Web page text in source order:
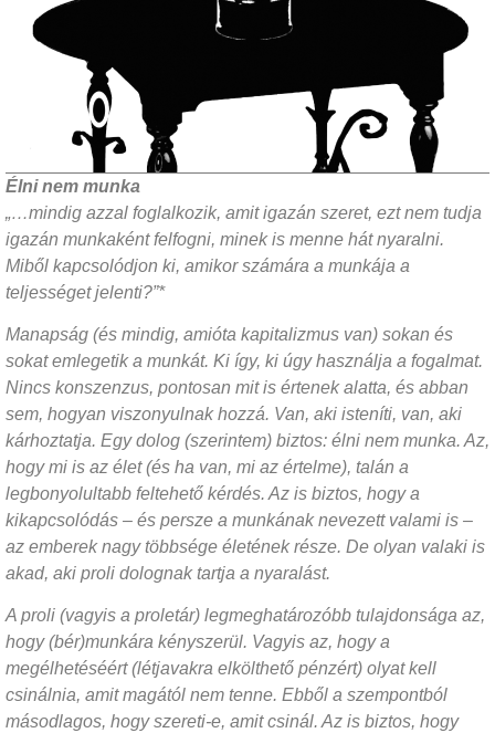
Élni nem munka
„…mindig azzal foglalkozik, amit igazán szeret, ezt nem tudja
igazán munkaként felfogni, minek is menne hát nyaralni.
Miből kapcsolódjon ki, amikor számára a munkája a
teljességet jelenti?”*
Manapság (és mindig, amióta kapitalizmus van) sokan és
sokat emlegetik a munkát. Ki így, ki úgy használja a fogalmat.
Nincs konszenzus, pontosan mit is értenek alatta, és abban
sem, hogyan viszonyulnak hozzá. Van, aki isteníti, van, aki
kárhoztatja. Egy dolog (szerintem) biztos: élni nem munka. Az,
hogy mi is az élet (és ha van, mi az értelme), talán a
legbonyolultabb feltehető kérdés. Az is biztos, hogy a
kikapcsolódás – és persze a munkának nevezett valami is –
az emberek nagy többsége életének része. De olyan valaki is
akad, aki proli dolognak tartja a nyaralást.
A proli (vagyis a proletár) legmeghatározóbb tulajdonsága az,
hogy (bér)munkára kényszerül. Vagyis az, hogy a
megélhetéséért (létjavakra elkölthető pénzért) olyat kell
csinálnia, amit magától nem tenne. Ebből a szempontból
másodlagos, hogy szereti-e, amit csinál. Az is biztos, hogy